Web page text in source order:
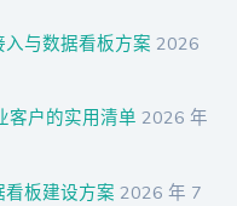
与数据看板方案 2026
客户的实用清单 2026 年
板建设方案 2026 年 7